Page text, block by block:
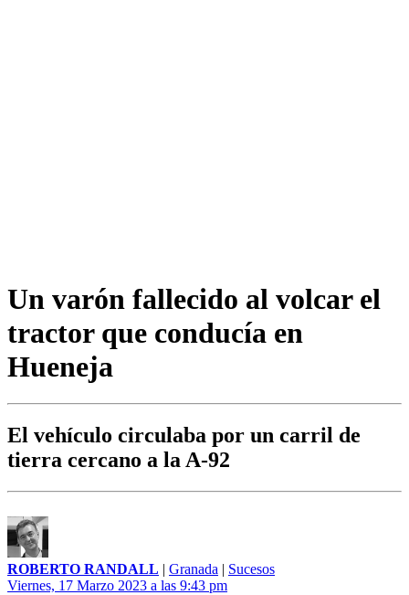
Un varón fallecido al volcar el
tractor que conducía en
Hueneja
El vehículo circulaba por un carril de
tierra cercano a la A-92
ROBERTO RANDALL | Granada | Sucesos
Viernes, 17 Marzo 2023 a las 9:43 pm